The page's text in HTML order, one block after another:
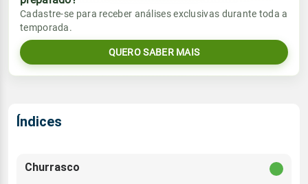
Umidade do ar
49%91%
Rajada de vento
Sol
05:45h às 17:46h
Lua
Chuva
0.0mm
Umidade do ar
Vento
ENE - 14km/h
Rajada de vento
Sol
Cadastre-se para receber análises exclusivas durante toda a
temporada.
QUERO SABER MAIS
Índices
Churrasco